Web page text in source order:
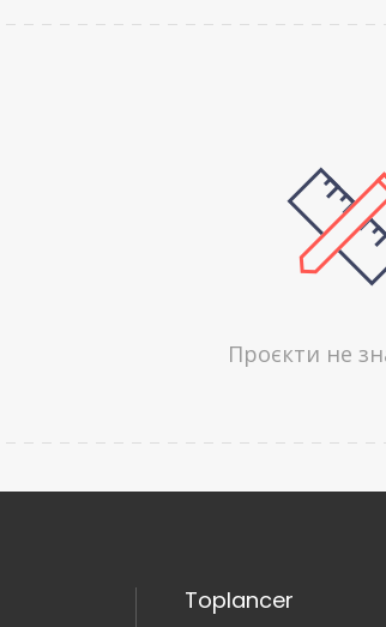
Проєкти не
Toplancer